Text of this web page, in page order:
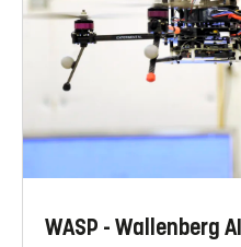
WASP - Wallenberg